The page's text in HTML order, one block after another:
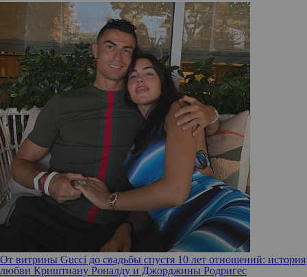
От витрины Gucci до свадьбы спустя 10 лет отношений: история
любви Криштиану Роналду и Джорджины Родригес